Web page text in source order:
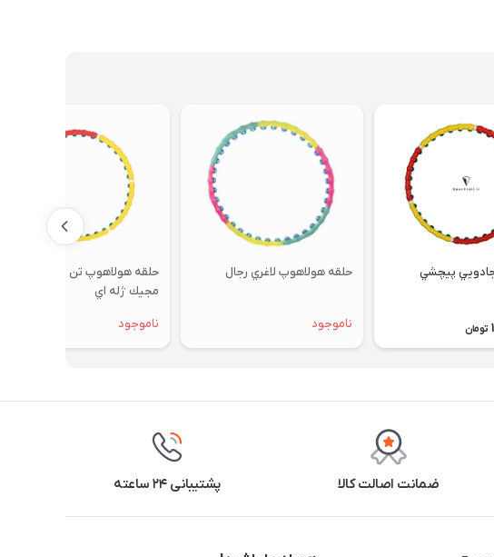
پيچشي
تومان
حلقه هولاهوپ لاغري رجال
ناموجود
حلقه هولاهوپ تن زیب مدل
مجيك ژله اي
ناموجود
ضمانت اصالت کالا پشتیبانی ۲۴ ساعته